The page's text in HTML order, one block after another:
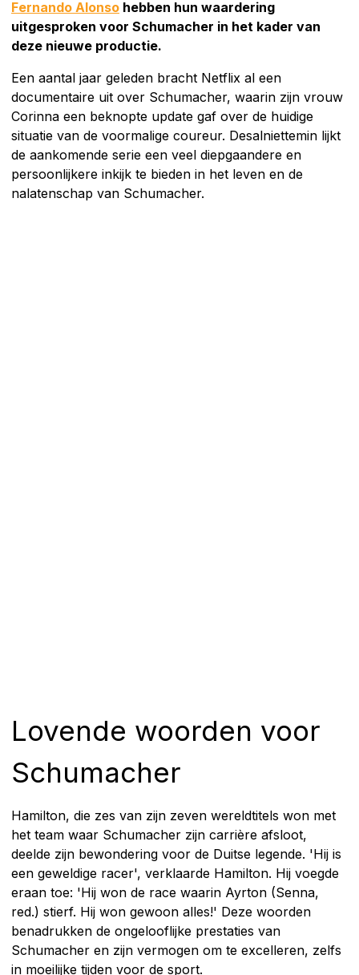
Fernando Alonso hebben hun waardering
uitgesproken voor Schumacher in het kader van
deze nieuwe productie.
Een aantal jaar geleden bracht Netflix al een
documentaire uit over Schumacher, waarin zijn vrouw
Corinna een beknopte update gaf over de huidige
situatie van de voormalige coureur. Desalniettemin lijkt
de aankomende serie een veel diepgaandere en
persoonlijkere inkijk te bieden in het leven en de
nalatenschap van Schumacher.
Lovende woorden voor
Schumacher
Hamilton, die zes van zijn zeven wereldtitels won met
het team waar Schumacher zijn carrière afsloot,
deelde zijn bewondering voor de Duitse legende. 'Hij is
een geweldige racer', verklaarde Hamilton. Hij voegde
eraan toe: 'Hij won de race waarin Ayrton (Senna,
red.) stierf. Hij won gewoon alles!' Deze woorden
benadrukken de ongelooflijke prestaties van
Schumacher en zijn vermogen om te excelleren, zelfs
in moeilijke tijden voor de sport.